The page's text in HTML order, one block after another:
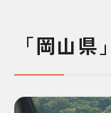
「岡山